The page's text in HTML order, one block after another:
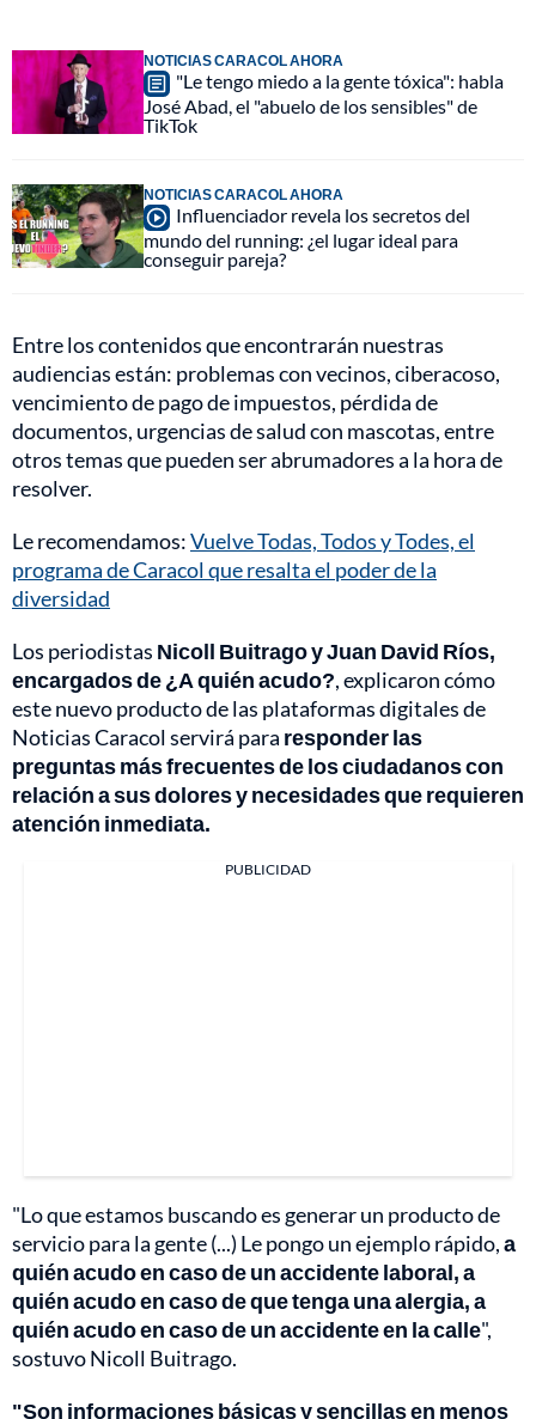
NOTICIAS CARACOL AHORA
"Le tengo miedo a la gente tóxica": habla
José Abad, el "abuelo de los sensibles" de
TikTok
NOTICIAS CARACOL AHORA
Influenciador revela los secretos del
mundo del running: ¿el lugar ideal para
conseguir pareja?
Entre los contenidos que encontrarán nuestras
audiencias están: problemas con vecinos, ciberacoso,
vencimiento de pago de impuestos, pérdida de
documentos, urgencias de salud con mascotas, entre
otros temas que pueden ser abrumadores a la hora de
resolver.
Le recomendamos:Vuelve Todas, Todos y Todes, el
programa de Caracol que resalta el poder de la
diversidad
Los periodistas Nicoll Buitrago y Juan David Ríos,
encargados de¿A quién acudo?, explicaron cómo
este nuevo producto de las plataformas digitales de
Noticias Caracol servirá para responder las
preguntas más frecuentes de los ciudadanos con
relación a sus dolores y necesidades que requieren
atención inmediata.
PUBLICIDAD
"Lo que estamos buscando es generar un producto de
servicio para la gente (...) Le pongo un ejemplo rápido,a
quién acudo en caso de un accidente laboral, a
quién acudo en caso de que tenga una alergia, a
quién acudo en caso de un accidente en la calle",
sostuvo Nicoll Buitrago.
"Son informaciones básicas y sencillas en menos